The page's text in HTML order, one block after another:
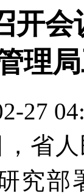
开
理
27
，省
究部